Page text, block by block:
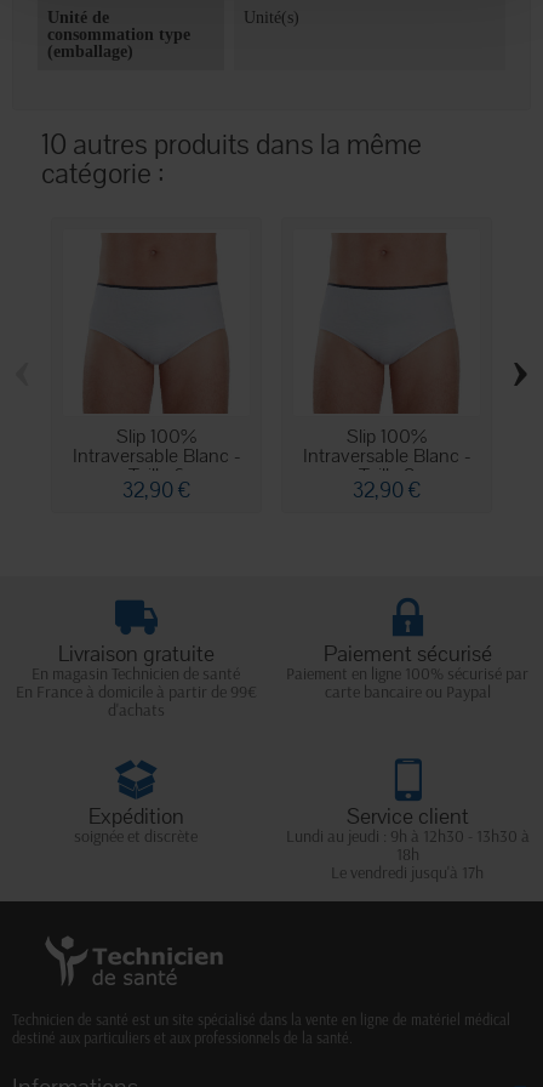
Unité de
consommation type
(emballage)
Unité(s)
10 autres produits dans la même
catégorie :
Slip 100%
Intraversable Blanc -
Taille 6
32,90 €
Slip 100%
Intraversable Blanc -
Taille 8
32,90 €
›
Livraison gratuite
En magasin Technicien de santé
En France à domicile à partir de 99€
d'achats
Paiement sécurisé
Paiement en ligne 100% sécurisé par
carte bancaire ou Paypal
Expédition
soignée et discrète
Service client
Lundi au jeudi : 9h à 12h30 - 13h30 à
18h
Le vendredi jusqu'à 17h
Technicien de santé est un site spécialisé dans la vente en ligne de matériel médical
destiné aux particuliers et aux professionnels de la santé.